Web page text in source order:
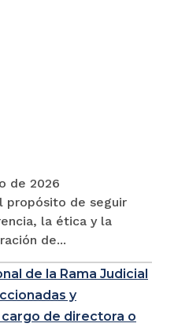
de 2026
propósito de seguir
la ética y la
de...
de la Rama Judicial
y
de directora o